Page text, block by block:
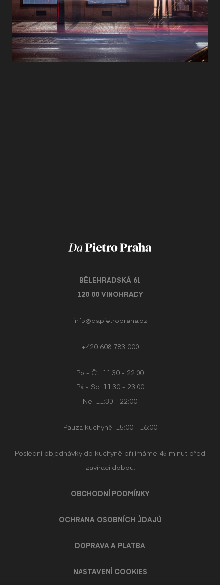
BĚLEHRADSKÁ 61
120 00 VINOHRADY
info@dapietropraha.cz
+420 608 783 000
Po - Čt: 11:30 - 22:00
Pá - So: 11:30 - 23:00
Ne: 11:30 - 22:00
Pauza kuchyně: 15:00 - 16:00
Poslední objednávky do kuchyně přijímáme 45 minut před
zavírací dobou.
OBCHODNÍ PODMÍNKY
OCHRANA OSOBNÍCH ÚDAJŮ
DOPRAVA A PLATBA
NASTAVENÍ COOKIES